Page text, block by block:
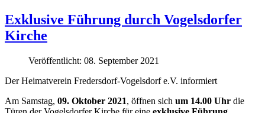
Exklusive Führung durch Vogelsdorfer
Kirche
Veröffentlicht: 08. September 2021
Der Heimatverein Fredersdorf-Vogelsdorf e.V. informiert
Am Samstag, 09. Oktober 2021, öffnen sich um 14.00 Uhr die